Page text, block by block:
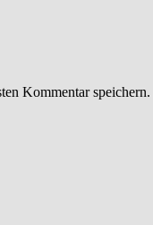
Kommentar speichern.